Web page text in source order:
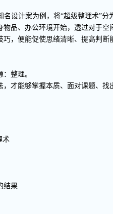
计案为例，将“超级整理术”分
物品、办公环境开始，透过对于
巧，便能促使思绪清晰、提高判
整理。
能够掌握本质、面对课题、找
术
结果